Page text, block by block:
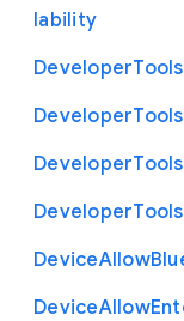
lability
DeveloperTools
DeveloperTools
DeveloperTools
DeveloperTools
DeviceAllow
DeviceAllow